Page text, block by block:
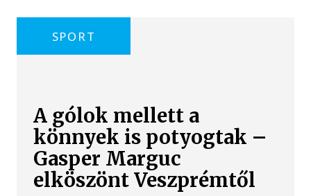
SPORT
A gólok mellett a
könnyek is potyogtak –
Gasper Marguc
elköszönt Veszprémtől